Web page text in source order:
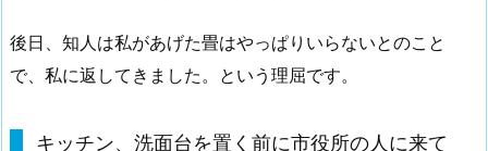
後日、知人は私があげた畳はやっぱりいらないとのこと
で、私に返してきました。という理屈です。
キッチン、洗面台を置く前に市役所の人に来て